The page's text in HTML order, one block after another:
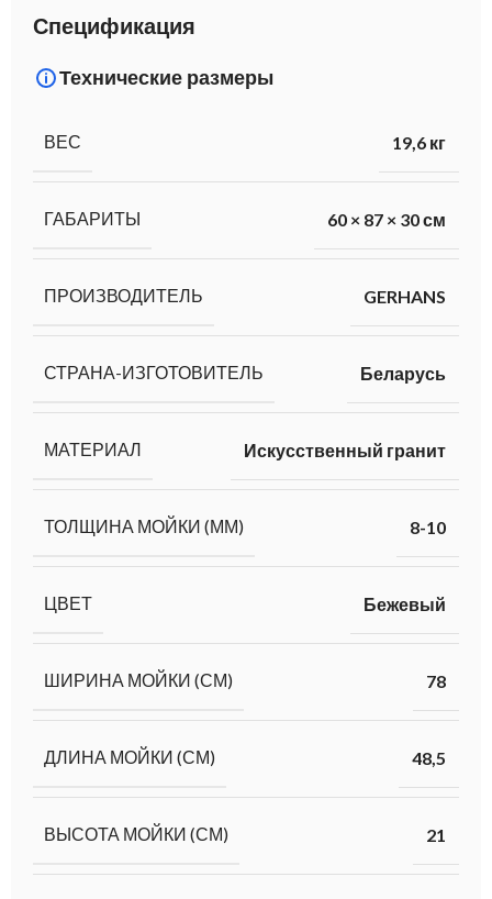
Спецификация
Технические размеры
ВЕС 19,6 кг
ГАБАРИТЫ 60 × 87 × 30 см
ПРОИЗВОДИТЕЛЬ GERHANS
СТРАНА-ИЗГОТОВИТЕЛЬ Беларусь
МАТЕРИАЛ Искусственный гранит
ТОЛЩИНА МОЙКИ (ММ) 8-10
ЦВЕТ Бежевый
ШИРИНА МОЙКИ (СМ) 78
ДЛИНА МОЙКИ (СМ) 48,5
ВЫСОТА МОЙКИ (СМ) 21